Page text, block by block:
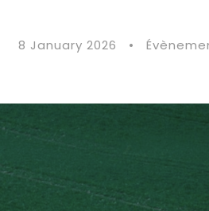
8 January 2026 •